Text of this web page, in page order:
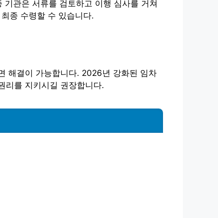
관은 서류를 검토하고 이행 심사를 거쳐
종 수령할 수 있습니다.
해결이 가능합니다. 2026년 강화된 임차
리를 지키시길 권장합니다.